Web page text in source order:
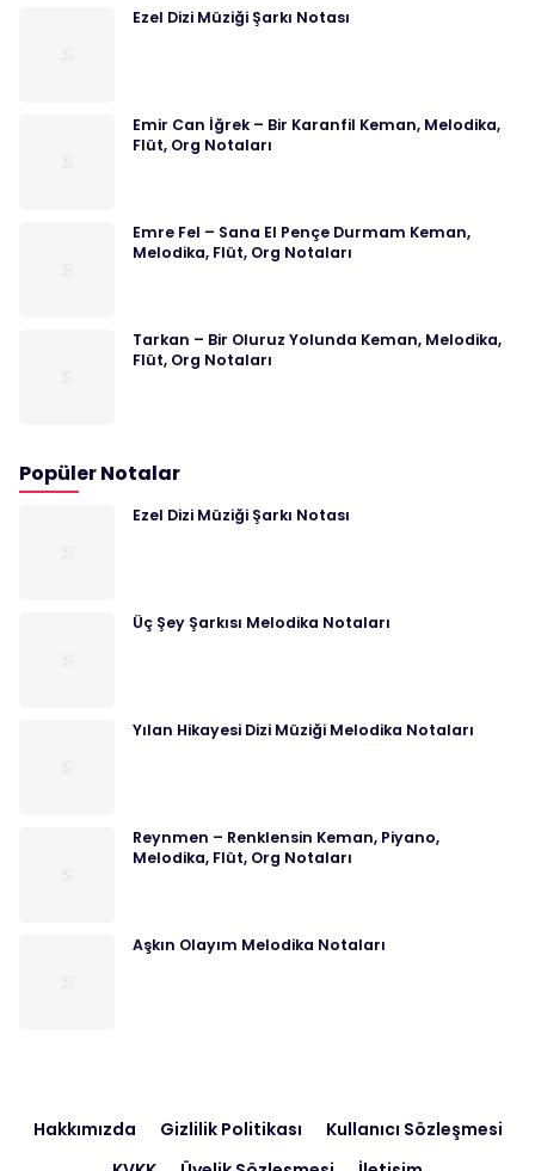
Ezel Dizi Müziği Şarkı Notası
Emir Can İğrek – Bir Karanfil Keman, Melodika,
Flüt, Org Notaları
Emre Fel – Sana El Pençe Durmam Keman,
Melodika, Flüt, Org Notaları
Tarkan – Bir Oluruz Yolunda Keman, Melodika,
Flüt, Org Notaları
Popüler Notalar
Ezel Dizi Müziği Şarkı Notası
Üç Şey Şarkısı Melodika Notaları
Yılan Hikayesi Dizi Müziği Melodika Notaları
Reynmen – Renklensin Keman, Piyano,
Melodika, Flüt, Org Notaları
Aşkın Olayım Melodika Notaları
Hakkımızda Gizlilik Politikası
Kullanıcı Sözleşmesi